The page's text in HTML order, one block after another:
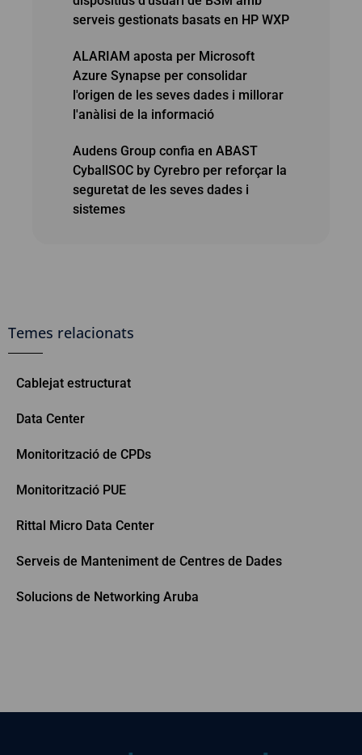
serveis gestionats basats en HP WXP
ALARIAM aposta per Microsoft
Azure Synapse per consolidar
l'origen de les seves dades i millorar
l'anàlisi de la informació
Audens Group confia en ABAST
CyballSOC by Cyrebro per reforçar la
seguretat de les seves dades i
sistemes
Temes relacionats
Cablejat estructurat
Data Center
Monitorització de CPDs
Monitorització PUE
Rittal Micro Data Center
Serveis de Manteniment de Centres de Dades
Solucions de Networking Aruba